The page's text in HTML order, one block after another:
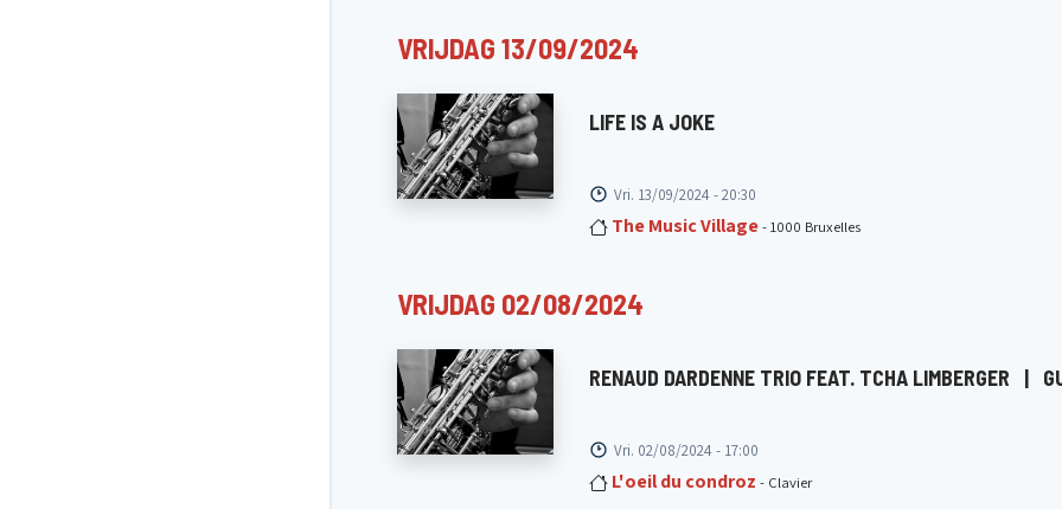
VRIJDAG 13/09/2024
LIFE IS A JOKE
Vri. 13/09/2024 - 20:30
The Music Village - 1000 Bruxelles
VRIJDAG 02/08/2024
RENAUD DARDENNE TRIO FEAT. TCHA LIMBERGER |
Vri. 02/08/2024 - 17:00
L'oeil du condroz - Clavier